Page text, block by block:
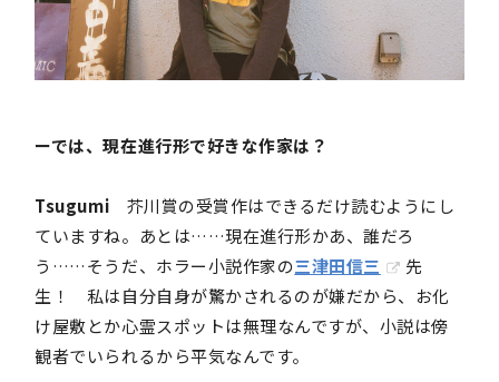
ーでは、現在進行形で好きな作家は？
Tsugumi 芥川賞の受賞作はできるだけ読むようにし
ていますね。あとは……現在進行形かあ、誰だろ
う……そうだ、ホラー小説作家の三津田信三
先
生！ 私は自分自身が驚かされるのが嫌だから、お化
け屋敷とか心霊スポットは無理なんですが、小説は傍
観者でいられるから平気なんです。